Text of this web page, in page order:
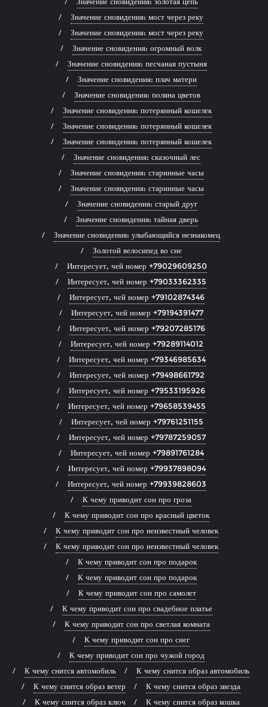
Значение сновидения: мост через реку
Значение сновидения: мост через реку
Значение сновидения: огромный волк
Значение сновидения: песчаная пустыня
Значение сновидения: плач матери
Значение сновидения: поляна цветов
Значение сновидения: потерянный кошелек
Значение сновидения: потерянный кошелек
Значение сновидения: потерянный кошелек
Значение сновидения: сказочный лес
Значение сновидения: старинные часы
Значение сновидения: старинные часы
Значение сновидения: старый друг
Значение сновидения: тайная дверь
Значение сновидения: улыбающийся незнакомец
Золотой велосипед во сне
Интересует, чей номер +79029609250
Интересует, чей номер +79033362335
Интересует, чей номер +79102874346
Интересует, чей номер +79194391477
Интересует, чей номер +79207285176
Интересует, чей номер +79289114012
Интересует, чей номер +79346985634
Интересует, чей номер +79498661792
Интересует, чей номер +79533195926
Интересует, чей номер +79658539455
Интересует, чей номер +79761251155
Интересует, чей номер +79787259057
Интересует, чей номер +79891761284
Интересует, чей номер +79937898094
Интересует, чей номер +79939828603
К чему приводит сон про гроза
К чему приводит сон про красный цветок
К чему приводит сон про неизвестный человек
К чему приводит сон про неизвестный человек
К чему приводит сон про подарок
К чему приводит сон про подарок
К чему приводит сон про самолет
К чему приводит сон про свадебное платье
К чему приводит сон про светлая комната
К чему приводит сон про снег
К чему приводит сон про чужой город
К чему снится автомобиль
К чему снится образ автомобиль
К чему снится образ ветер
К чему снится образ звезда
К чему снится образ ключ
К чему снится образ кошка